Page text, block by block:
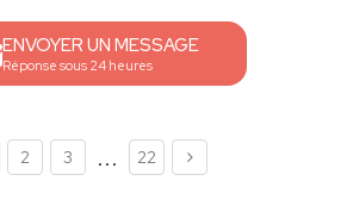
ENVOYER UN MESSAGE
Réponse sous 24 heures
2 3 ... 22